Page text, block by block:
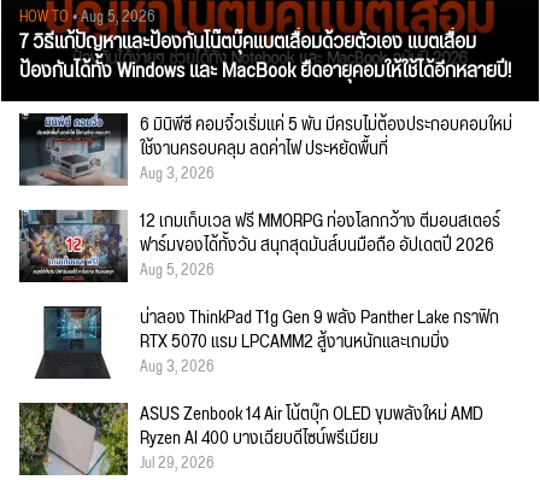
HOW TO• Aug 5, 2026
7 วิธีแก้ปัญหาและป้องกันโน๊ตบุ๊คแบตเสื่อมด้วยตัวเอง แบตเสื่อม
ป้องกันได้ทั้ง Windows และ MacBook ยืดอายุคอมให้ใช้ได้อีกหลายปี!
6 มินิพีซี คอมจิ๋วเริ่มแค่ 5 พัน มีครบไม่ต้องประกอบคอมใหม่
ใช้งานครอบคลุม ลดค่าไฟ ประหยัดพื้นที่
Aug 3, 2026
12 เกมเก็บเวล ฟรี MMORPG ท่องโลกกว้าง ตีมอนสเตอร์
ฟาร์มของได้ทั้งวัน สนุกสุดมันส์บนมือถือ อัปเดตปี 2026
Aug 5, 2026
น่าลอง ThinkPad T1g Gen 9 พลัง Panther Lake กราฟิก
RTX 5070 แรม LPCAMM2 สู้งานหนักและเกมมิ่ง
Aug 3, 2026
ASUS Zenbook 14 Air โน้ตบุ๊ก OLED ขุมพลังใหม่ AMD
Ryzen AI 400 บางเฉียบดีไซน์พรีเมียม
Jul 29, 2026